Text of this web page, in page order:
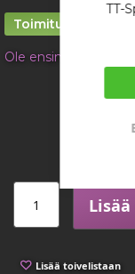
TT-
Toimitusaika 1 – 2
Ole ensimmäinen
Lisää toivelistaan